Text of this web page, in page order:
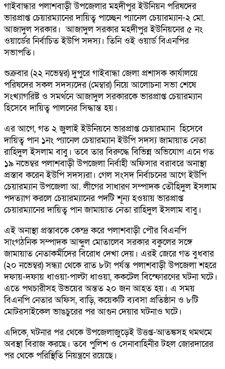
গাইবান্ধার পলাশবাড়ী উপজেলার মহদীপুর ইউনিয়ন পরিষদের
ভারপ্রাপ্ত চেয়ারম্যানের দায়িত্ব পাচ্ছেন প্যানেল চেয়ারম্যান-২ মো.
আজাদুল সরকার। আজাদুল সরকার মহদীপুর ইউনিয়নের ৫ নং
ওয়ার্ডের নির্বাচিত ইউপি সদস্য। তিনি ওই ওয়ার্ড বিএনপির
সভাপতি।
শুক্রবার (২২ নভেম্বর) দুপুরে গাইবান্ধা জেলা প্রশাসক কার্যালয়ে
পরিষদের সকল সদস্যদের (মেম্বার) নিয়ে আলোচনা সভা শেষে
সংখ্যাগরিষ্ট ও সমর্থনে আজাদুল সরকারকে ভারপ্রাপ্ত চেয়ারম্যান
হিসেবে দায়িত্ব পালনের সিদ্ধান্ত হয়।
এর আগে, গত ২ জুলাই ইউনিয়নে ভারপ্রাপ্ত চেয়ারম্যান হিসেবে
দায়িত্ব পান ১নং প্যানেল চেয়ারম্যান ইউপি সদস্য জামায়াত নেতা
রাহিদুল ইসলাম বাবু। তবে তার বিরুদ্ধে বিভিন্ন অভিযোগ এনে গত
১৯ নভেম্বর পলাশবাড়ী উপজেলা নির্বাহী অফিসার বরাবরে অনাস্থা
প্রস্তাব করেন ইউপি সদস্যরা। গেল সংসদ নির্বাচনের আগে ইউপি
চেয়ারম্যান উপজেলা আ. লীগের সাধারণ সম্পাদক তৌহিদুল ইসলাম
পদত্যাগ করলে চেয়ারম্যানের পদটি শূন্য হওয়ায় ভারপ্রাপ্ত
চেয়ারম্যানের দায়িত্ব পান জামায়াত নেতা রাহিদুল ইসলাম বাবু।
এই অনাস্থা প্রস্তাবকে কেন্দ্র করে পলাশবাড়ী পৌর বিএনপি
সাংগঠনিক সম্পাদক আব্দুল মোতালেব সরকার বকুলের সঙ্গে
জামায়াত নেতাকর্মীদের বিরোধ দেখা দেয়। এরই জেরে গত বুধবার
(২০ নভেম্বর) সন্ধ্যা থেকে রাত ৮টা পর্যন্ত পলাশবাড়ী উপজেলা শহরে
দফায়-দফায় ধাওয়া-পাল্টা ধাওয়া, ককটেল বিস্ফোরণের ঘটনা ঘটে।
এতে পথচারীসহ উভয়ের অন্তত ২০ জন আহত হয়। এ সময়
বিএনপি নেতার অফিস, বাড়ি, কয়েকটি ব্যবসা প্রতিষ্ঠান ও ৮টি
মোটরসাইকেল ভাঙচুরের পর আগুন দেয়ার ঘটনাও ঘটে।
এদিকে, ঘটনার পর থেকে উপজেলাজুড়েই উত্তপ্ত-আতঙ্কসহ থমথমে
অবস্থা বিরাজ করছে। তবে পুলিশ ও সেনাবাহিনীর টহল জোরদারের
পর থেকে পরিস্থিতি নিয়ন্ত্রণে রয়েছে।